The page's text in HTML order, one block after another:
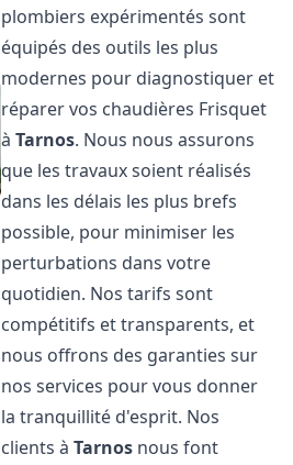
plombiers expérimentés sont
équipés des outils les plus
modernes pour diagnostiquer et
réparer vos chaudières Frisquet
àTarnos. Nous nous assurons
que les travaux soient réalisés
dans les délais les plus brefs
possible, pour minimiser les
perturbations dans votre
quotidien. Nos tarifs sont
compétitifs et transparents, et
nous offrons des garanties sur
nos services pour vous donner
la tranquillité d'esprit. Nos
clients àTarnos nous font